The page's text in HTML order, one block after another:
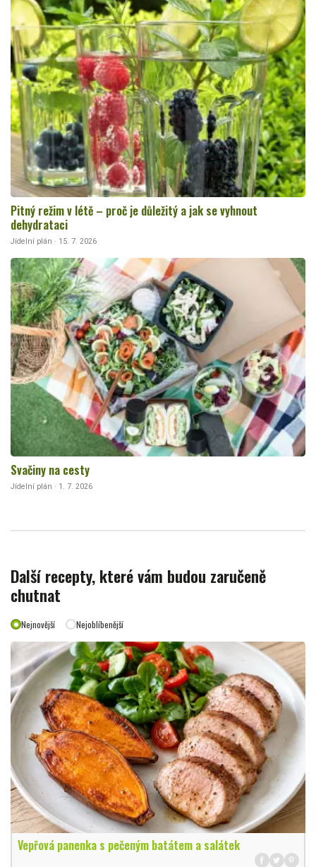
Pitný režim v létě – proč je důležitý a jak se vyhnout
dehydrataci
Jídelní plán · 15. 7. 2026
Svačiny na cesty
Jídelní plán · 1. 7. 2026
Další recepty, které vám budou zaručeně
chutnat
Nejnovější Nejoblíbenější
Vepřová panenka s pečeným batátem a salátek